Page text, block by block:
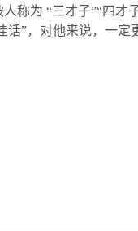
称为 “三才子”“四
”，对他来说，一定